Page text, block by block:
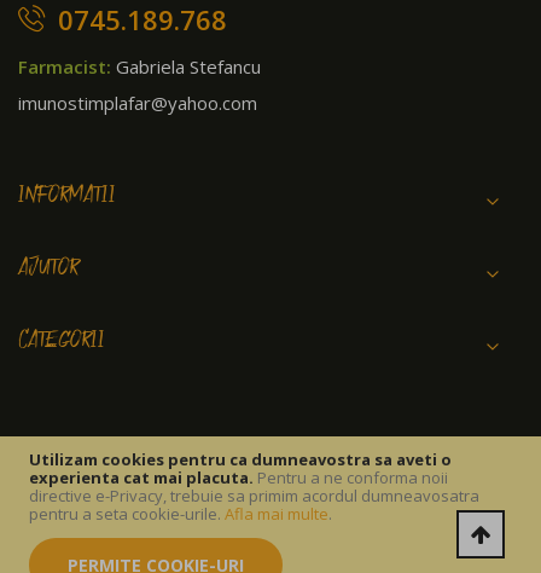
Utilizam cookies pentru ca dumneavostra sa aveti o
experienta cat mai placuta. Pentru a ne conforma noii
directive e-Privacy, trebuie sa primim acordul dumneavosatra
pentru a seta cookie-urile. Afla mai multe.
PERMITE COOKIE-URI
0745.189.768
Farmacist: Gabriela Stefancu
imunostimplafar@yahoo.com
INFORMATII
AJUTOR
CATEGORII
Copyright © 2026 IMUNOSTIM FARM SRL.